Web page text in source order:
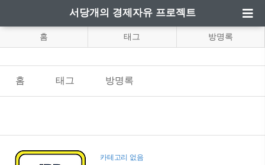
서당개의 경제자유 프로젝트
홈 태그 방명록
홈 태그 방명록
카테고리 없음